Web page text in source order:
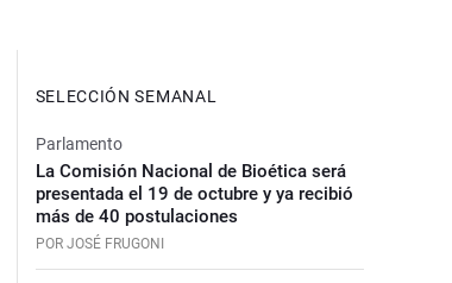
SELECCIÓN SEMANAL
Parlamento
La Comisión Nacional de Bioética será
presentada el 19 de octubre y ya recibió
más de 40 postulaciones
POR JOSÉ FRUGONI